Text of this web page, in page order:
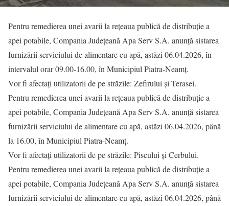
Pentru remedierea unei avarii la rețeaua publică de distribuție a
apei potabile, Compania Județeană Apa Serv S.A. anunță sistarea
furnizării serviciului de alimentare cu apă, astăzi 06.04.2026, în
intervalul orar 09.00-16.00, în Municipiul Piatra-Neamț.
Vor fi afectați utilizatorii de pe străzile: Zefirului și Terasei.
Pentru remedierea unei avarii la rețeaua publică de distribuție a
apei potabile, Compania Județeană Apa Serv S.A. anunță sistarea
furnizării serviciului de alimentare cu apă, astăzi 06.04.2026, până
la 16.00, în Municipiul Piatra-Neamț.
Vor fi afectați utilizatorii de pe străzile: Piscului și Cerbului.
Pentru remedierea unei avarii la rețeaua publică de distribuție a
apei potabile, Compania Județeană Apa Serv S.A. anunță sistarea
furnizării serviciului de alimentare cu apă, astăzi 06.04.2026, până